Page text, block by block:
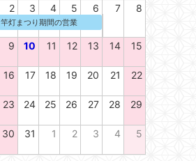
2 3 4 5 6 7 8
竿灯まつり期間の営業
9 10 11 12 13 14 15
16 17 18 19 20 21 22
23 24 25 26 27 28 29
30 31 1 2 3 4 5